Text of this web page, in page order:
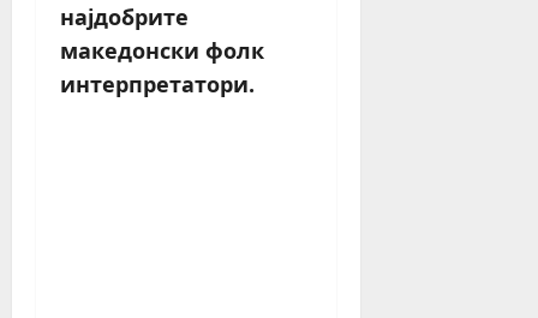
најдобрите
македонски фолк
интерпретатори.